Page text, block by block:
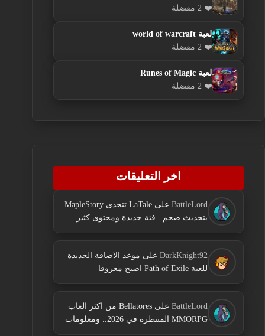
❤️ 2 مفضلة
لعبة world of warcraft
❤️ 2 مفضلة
لعبة Runes of Magic
❤️ 2 مفضلة
اخر التعليقات
BattleLord على
LaTale تتحدى MapleStory
بتحديث ضخم.. فئة جديدة ومحتوى كثير
DarkKnight92 على موعد الاضافة الجديدة
للعبة Path of Exile اصبح معروفا
BattleLord على
Bellatores من اكثر العاب
MMORPG المنتظرة في 2026.. ومعلومات